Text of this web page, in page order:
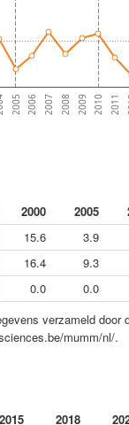
2005 2006 2007 2008 2009 2010 2011
2000
2005
15.6 3.9
16.4 9.3
0.0 0.0
verzameld
mumm/nl/.
2015 2018